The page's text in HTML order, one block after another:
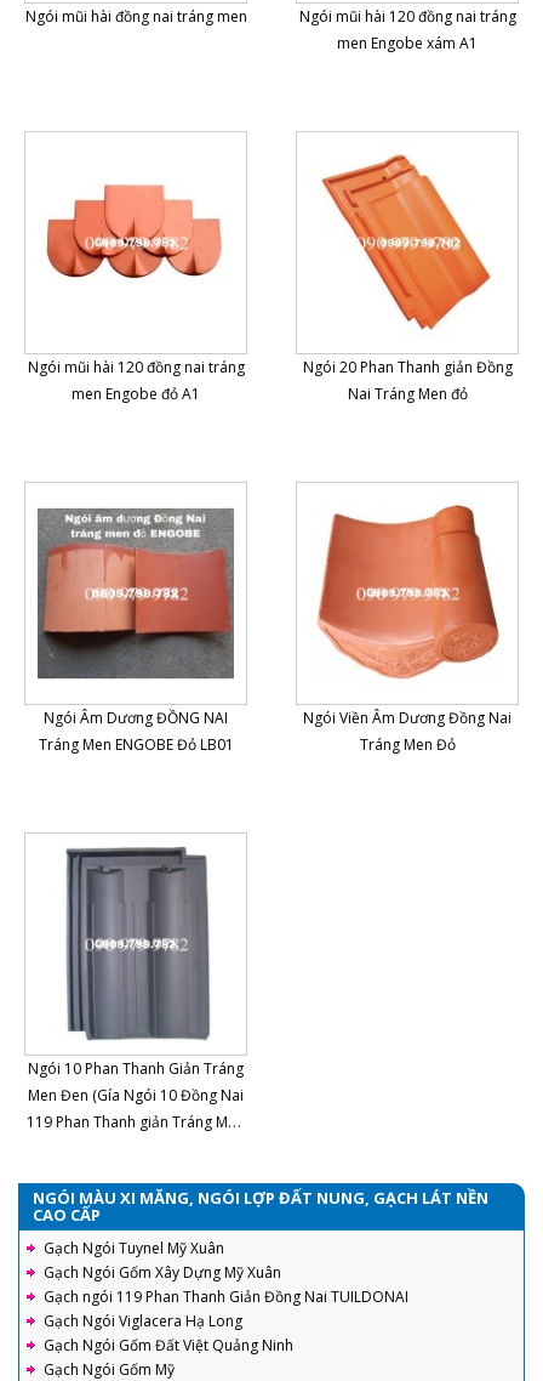
Ngói mũi hài đồng nai tráng men
Ngói mũi hài 120 đồng nai tráng
men Engobe xám A1
Ngói mũi hài 120 đồng nai tráng
men Engobe đỏ A1
Ngói 20 Phan Thanh giản Đồng
Nai Tráng Men đỏ
Ngói Âm Dương ĐỒNG NAI
Tráng Men ENGOBE Đỏ LB01
Ngói Viền Âm Dương Đồng Nai
Tráng Men Đỏ
Ngói 10 Phan Thanh Giản Tráng
Men Đen (Gía Ngói 10 Đồng Nai
119 Phan Thanh giản Tráng Men
NGÓI MÀU XI MĂNG, NGÓI LỢP ĐẤT NUNG, GẠCH LÁT NỀN
CAO CẤP
Gạch Ngói Tuynel Mỹ Xuân
Gạch Ngói Gốm Xây Dựng Mỹ Xuân
Gạch ngói 119 Phan Thanh Giản Đồng Nai TUILDONAI
Gạch Ngói Viglacera Hạ Long
Gạch Ngói Gốm Đất Việt Quảng Ninh
Gạch Ngói Gốm Mỹ